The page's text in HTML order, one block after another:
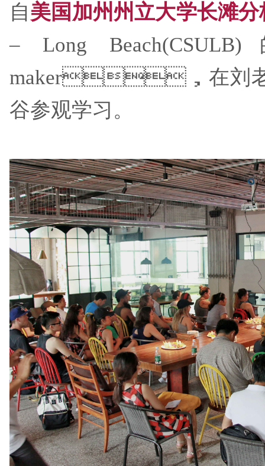
自 美国加州州立大学长滩分
– Long
maker，在刘老
谷参观学习。